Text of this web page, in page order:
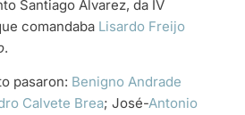
Santiago Álvarez, da IV
comandaba Lisardo Freijo
.
pasaron: Benigno Andrade
Calvete Brea; José-Antonio